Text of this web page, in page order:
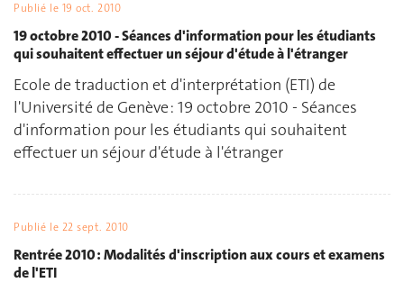
Publié le 19 oct. 2010
19 octobre 2010 - Séances d'information pour les étudiants
qui souhaitent effectuer un séjour d'étude à l'étranger
Ecole de traduction et d'interprétation (ETI) de
l'Université de Genève : 19 octobre 2010 - Séances
d'information pour les étudiants qui souhaitent
effectuer un séjour d'étude à l'étranger
Publié le 22 sept. 2010
Rentrée 2010 : Modalités d'inscription aux cours et examens
de l'ETI